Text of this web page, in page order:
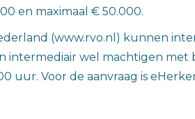
en maximaal € 50.000.
(www.rvo.nl) kunnen
wel machtigen met
uur. Voor de aanvraag is